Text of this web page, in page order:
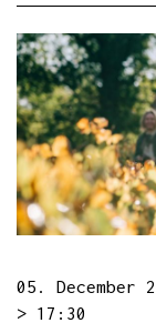
05. December
> 17:30